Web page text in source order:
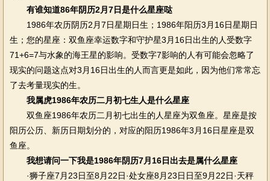
有谁知道86年阴历2月7日是什么星座哒
1986年农历阴历2月7日星期日生；1986年阳历3月16日星期日
生；您的星座：双鱼座幸运数字和守护星3月16日出生的人受数字
71+6=7与水象的海王星的影响。受数字7影响的人有可能会忽略了
现实的问题这点对3月16日出生的人而言更是如此，因为他们常常忘
了去考量现实的生。
我属虎1986年农历二月初七生人是什么星座
双鱼座1986年农历二月初七出生的人星座为双鱼座。星座是按
阳历公历、新历日期划分的，对应的阳历1986年3月16日星座是双
鱼座。
我想请问一下我是1986年阴历7月16日出去是属什么星座
·狮子座7月23日至8月22日·处女座8月23日日至9月22日·天秤